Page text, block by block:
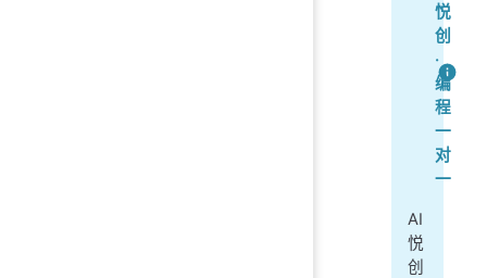
悦
创
·
编
程
一
对
一
AI
悦
创